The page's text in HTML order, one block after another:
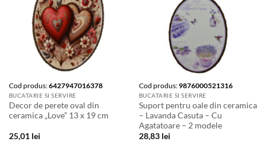
Cod produs:6427947016378
BUCATARIE SI SERVIRE
Decor de perete oval din
ceramica „Love” 13 x 19 cm
25,01 lei
Cod produs:9876000521316
BUCATARIE SI SERVIRE
Suport pentru oale din ceramica
– Lavanda Casuta – Cu
Agatatoare – 2 modele
28,83 lei